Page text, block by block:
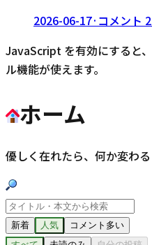
2026-06-17· コメント 2
JavaScript を有効にすると
ル機能が使えます。
ホーム
優しく在れたら、何か変わる
新着 人気
コメント多い